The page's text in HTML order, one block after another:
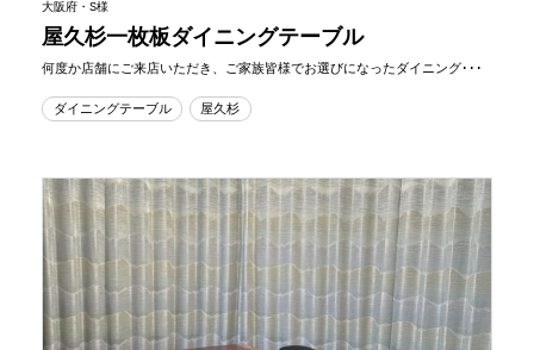
大阪府・S様
屋久杉一枚板ダイニングテーブル
何度か店舗にご来店いただき、ご家族皆様でお選びになったダイニング･･･
ダイニングテーブル 屋久杉